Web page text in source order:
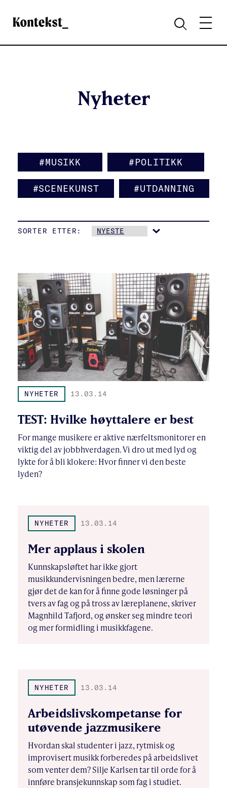
Kontekst
SØKMENY
Nyheter
#MUSIKK #POLITIKK
#SCENEKUNST #UTDANNING
SORTER ETTER:
NYHETER 13.03.14
TEST: Hvilke høyttalere er best
For mange musikere er aktive nærfeltsmonitorer en
viktig del av jobbhverdagen. Vi dro ut med lyd og
lykte for å bli klokere: Hvor finner vi den beste
lyden?
NYHETER 13.03.14
Mer applaus i skolen
Kunnskapsløftet har ikke gjort
musikkundervisningen bedre, men lærerne
gjør det de kan for å finne gode løsninger på
tvers av fag og på tross av læreplanene, skriver
Magnhild Tafjord, og ønsker seg mindre teori
og mer formidling i musikkfagene.
NYHETER 13.03.14
Arbeidslivskompetanse for
utøvende jazzmusikere
Hvordan skal studenter i jazz, rytmisk og
improvisert musikk forberedes på arbeidslivet
som venter dem? Silje Karlsen tar til orde for å
innføre bransjekunnskap som fag i studiet.